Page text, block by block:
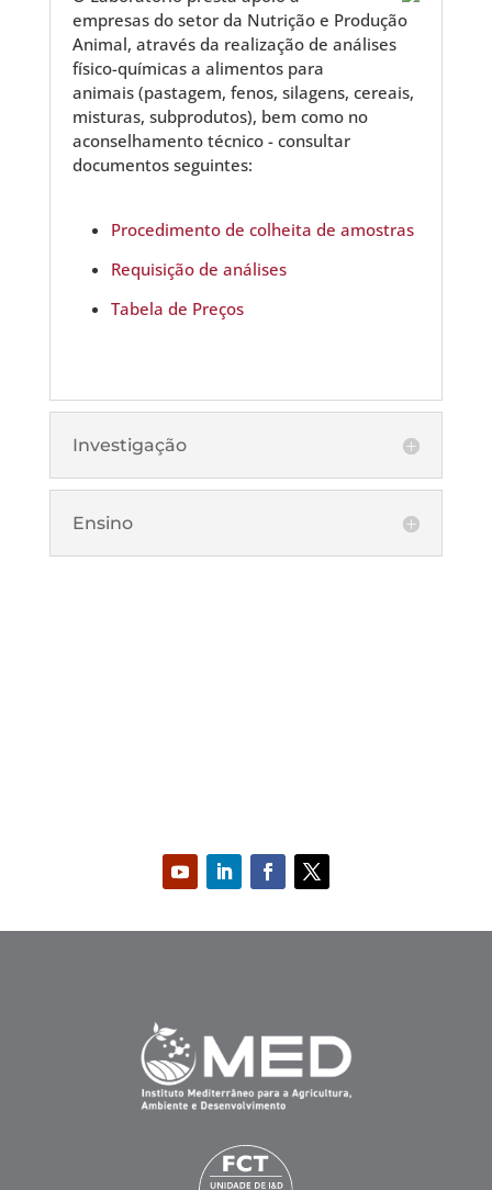
empresas do setor da Nutrição e Produção
Animal, através da realização de análises
físico-químicas a alimentos para
animais (pastagem, fenos, silagens, cereais,
misturas, subprodutos), bem como no
aconselhamento técnico - consultar
documentos seguintes:
Procedimento de colheita de amostras
Requisição de análises
Tabela de Preços
Investigação
Ensino